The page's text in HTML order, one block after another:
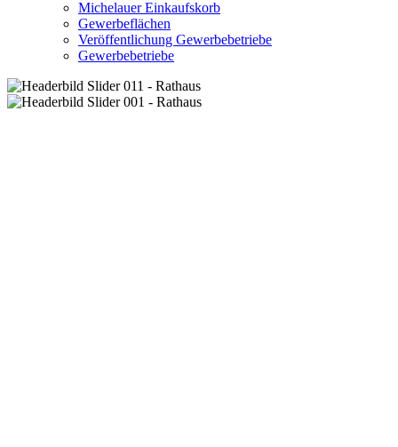
Michelauer Einkaufskorb
Gewerbeflächen
Veröffentlichung Gewerbebetriebe
Gewerbebetriebe